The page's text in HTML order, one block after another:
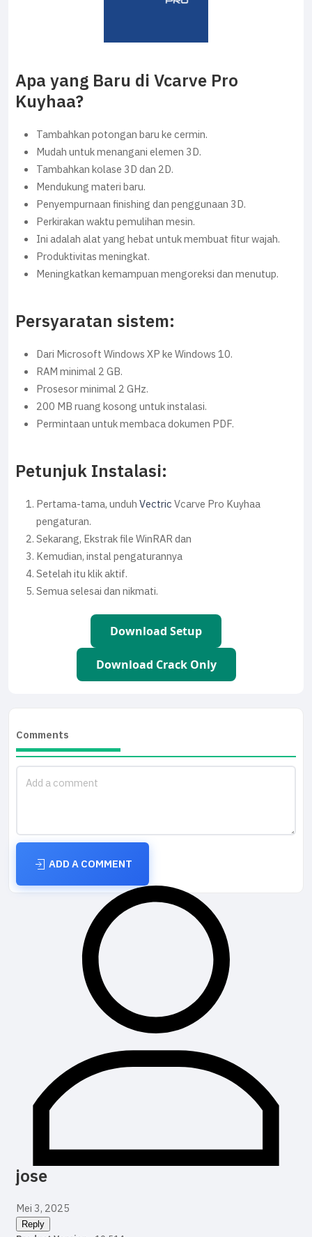
Apa yang Baru di Vcarve Pro
Kuyhaa?
Tambahkan potongan baru ke cermin.
Mudah untuk menangani elemen 3D.
Tambahkan kolase 3D dan 2D.
Mendukung materi baru.
Penyempurnaan finishing dan penggunaan 3D.
Perkirakan waktu pemulihan mesin.
Ini adalah alat yang hebat untuk membuat fitur wajah.
Produktivitas meningkat.
Meningkatkan kemampuan mengoreksi dan menutup.
Persyaratan sistem:
Dari Microsoft Windows XP ke Windows 10.
RAM minimal 2 GB.
Prosesor minimal 2 GHz.
200 MB ruang kosong untuk instalasi.
Permintaan untuk membaca dokumen PDF.
Petunjuk Instalasi:
Pertama-tama, unduhVectricVcarve Pro Kuyhaa
pengaturan.
Sekarang, Ekstrak file WinRAR dan
Kemudian, instal pengaturannya
Setelah itu klik aktif.
Semua selesai dan nikmati.
Download Setup
Download Crack Only
Comments
ADD A COMMENT
jose
Mei 3, 2025
Reply